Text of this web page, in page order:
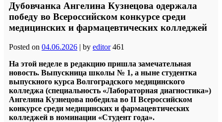
Дубовчанка Ангелина Кузнецова одержала
победу во Всероссийском конкурсе среди
медицинских и фармацевтических колледжей
Posted on 04.06.2026 | by editor 461
На этой неделе в редакцию пришла замечательная
новость. Выпускница школы № 1, а ныне студентка
выпускного курса Волгоградского медицинского
колледжа (специальность «Лабораторная диагностика»)
Ангелина Кузнецова победила во II Всероссийском
конкурсе среди медицинских и фармацевтических
колледжей в номинации «Студент года».